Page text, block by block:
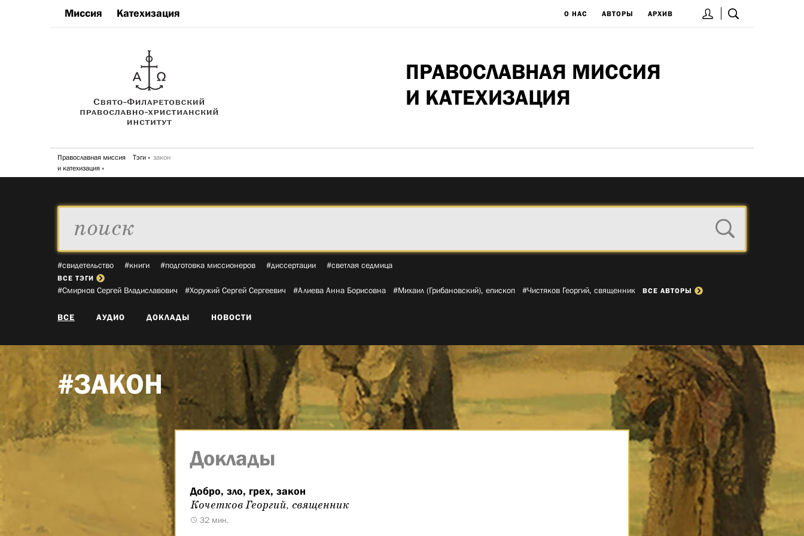
Миссия Катехизация О НАС АВТОРЫ АРХИВ
ПРАВОСЛАВНАЯ МИССИЯ
И КАТЕХИЗАЦИЯ
Православная миссия
и катехизация
Тэги закон
#свидетельство #книги #подготовка миссионеров #диссертации #светлая седмица
ВСЕ ТЭГИ
#Смирнов Сергей Владиславович­ #Хоружий Сергей Сергеевич­ #Алиева Анна Борисовна­ #Михаил (Грибановский), епископ­ #Чистяков Георгий, священник­ ВСЕ АВТОРЫ
ВСЕ АУДИО ДОКЛАДЫ НОВОСТИ
#ЗАКОН
Доклады
Добро, зло, грех, закон
Кочетков Георгий, священник
32 мин.